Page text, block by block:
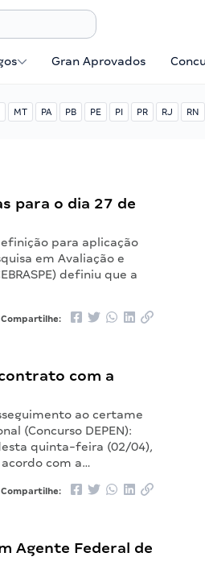
Gran Aprovados
MT PA PB PE PI PR RJ RN
para o dia 27 de
para aplicação
em Avaliação e
definiu que a
Compartilhe:
com a
ao certame
(Concurso DEPEN):
quinta-feira (02/04),
com a…
Compartilhe:
Agente Federal de